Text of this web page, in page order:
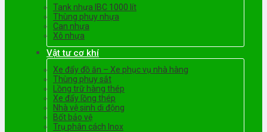
Tank nhựa IBC 1000 lít
Thùng phuy nhựa
Can nhựa
Xô nhựa
Vật tư cơ khí
Xe đẩy đồ ăn – Xe phục vụ nhà hàng
Thùng phuy sắt
Lồng trữ hàng thép
Xe đẩy lồng thép
Nhà vệ sinh di động
Bốt bảo vệ
Trụ phân cách Inox